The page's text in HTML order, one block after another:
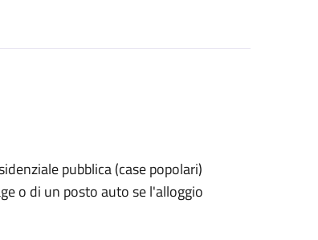
pubblica (case popolari)
o di un posto auto se l'alloggio